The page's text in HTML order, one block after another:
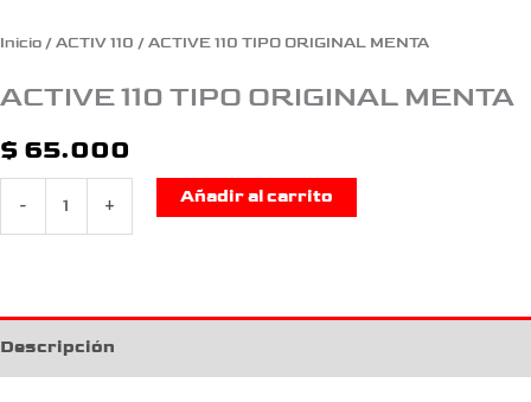
Inicio / ACTIV 110 / ACTIVE 110 TIPO ORIGINAL MENTA
ACTIVE 110 TIPO ORIGINAL MENTA
$ 65.000
- +
Añadir al carrito
Descripción